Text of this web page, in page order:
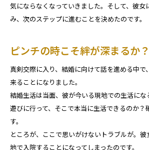
気にならなくなっていきました。そして、彼女
み、次のステップに進むことを決めたのです。
ピンチの時こそ絆が深まるか
真剣交際に入り、結婚に向けて話を進める中で
来ることになりました。
結婚生活は当面、彼が今いる現地での生活に
遊びに行って、そこで本当に生活できるのか？
す。
ところが、ここで思いがけないトラブルが。
地で入院することになってしまったのです。